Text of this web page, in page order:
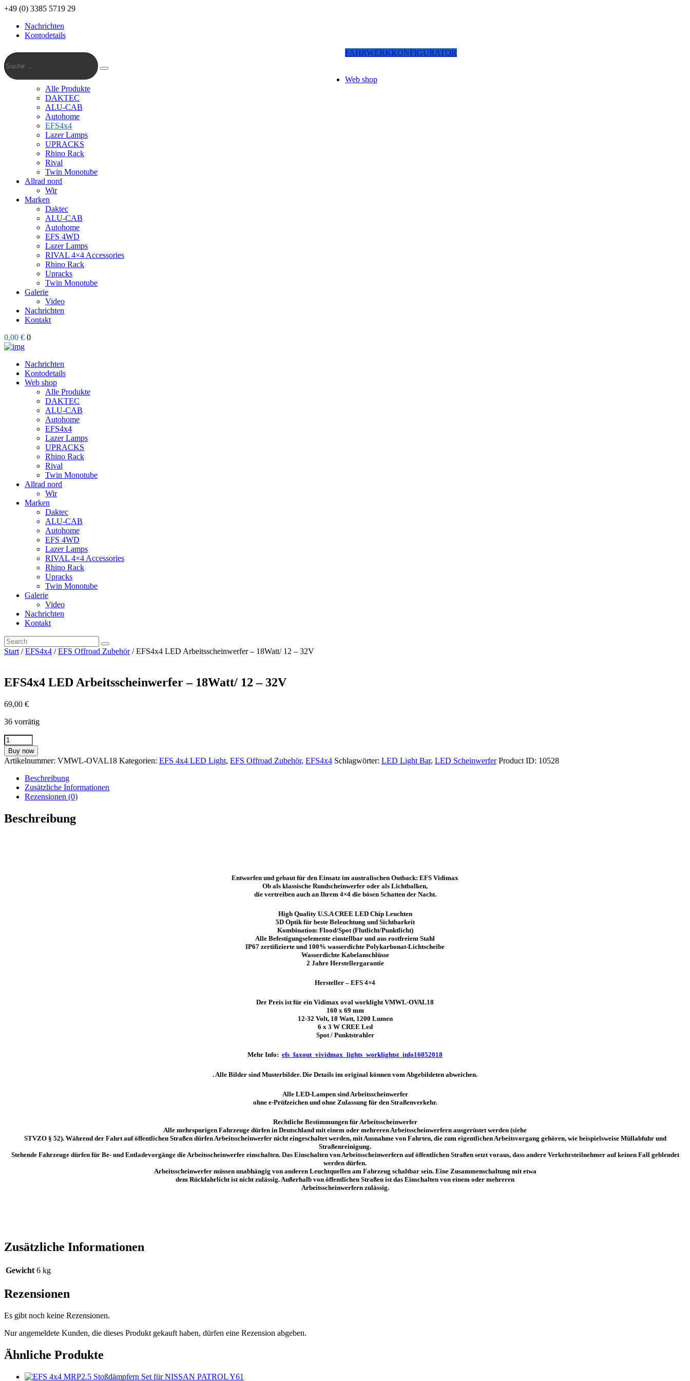
+49 (0) 3385 5719 29
Nachrichten
Kontodetails
Suche
…
Suche
FAHRWERKKONFIGURATOR
Web shop
Alle Produkte
DAKTEC
ALU-CAB
Autohome
EFS4x4
Lazer Lamps
UPRACKS
Rhino Rack
Rival
Twin Monotube
Allrad nord
Wir
Marken
Daktec
ALU-CAB
Autohome
EFS 4WD
Lazer Lamps
RIVAL 4×4 Accessories
Rhino Rack
Upracks
Twin Monotube
Galerie
Video
Nachrichten
Kontakt
0,00 € 0
Nachrichten
Kontodetails
Web shop
Alle Produkte
DAKTEC
ALU-CAB
Autohome
EFS4x4
Lazer Lamps
UPRACKS
Rhino Rack
Rival
Twin Monotube
Allrad nord
Wir
Marken
Daktec
ALU-CAB
Autohome
EFS 4WD
Lazer Lamps
RIVAL 4×4 Accessories
Rhino Rack
Upracks
Twin Monotube
Galerie
Video
Nachrichten
Kontakt
Start /EFS4x4 /EFS Offroad Zubehör/ EFS4x4 LED Arbeitsscheinwerfer – 18Watt/ 12 – 32V
EFS4x4 LED Arbeitsscheinwerfer – 18Watt/ 12 – 32V
69,00 €
36 vorrätig
EFS4x4
LED
Arbeitsscheinwerfer
-
18Watt/
Menge
Buy now
Artikelnummer: VMWL-OVAL18 Kategorien: EFS 4x4 LED Light, EFS Offroad Zubehör, EFS4x4 Schlagwörter: LED Light Bar, LED Scheinwerfer Product ID: 10528
Beschreibung
Zusätzliche Informationen
Rezensionen (0)
Beschreibung
Entworfen und gebaut für den Einsatz im australischen Outback: EFS Vidimax
Ob als klassische Rundscheinwerfer oder als Lichtbalken,
die vertreiben auch an Ihrem 4×4 die bösen Schatten der Nacht.
High Quality U.S.A CREE LED Chip Leuchten
5D Optik für beste Beleuchtung und Sichtbarkeit
Kombination: Flood/Spot (Flutlicht/Punktlicht)
Alle Befestigungselemente einstellbar und aus rostfreiem Stahl
IP67 zertifizierte und 100% wasserdichte Polykarbonat-Lichtscheibe
Wasserdichte Kabelanschlüsse
2 Jahre Herstellergarantie
Hersteller – EFS 4×4
Der Preis ist für ein Vidimax oval worklight VMWL-OVAL18
160 x 69 mm
12-32 Volt, 18 Watt, 1200 Lumen
6 x 3 W CREE Led
Spot / Punktstrahler
Mehr Info: efs_faxout_vividmax_lights_worklightst_info16052018
. Alle Bilder sind Musterbilder. Die Details im original können vom Abgebildeten abweichen.
Alle LED-Lampen sind Arbeitsscheinwerfer
ohne e-Prüfzeichen und ohne Zulassung für den Straßenverkehr.
Rechtliche Bestimmungen für Arbeitsscheinwerfer
Alle mehrspurigen Fahrzeuge dürfen in Deutschland mit einem oder mehreren Arbeitsscheinwerfern ausgerüstet werden (siehe
STVZO § 52). Während der Fahrt auf öffentlichen Straßen dürfen Arbeitsscheinwerfer nicht eingeschaltet werden, mit Ausnahme von Fahrten, die zum eigentlichen Arbeitsvorgang gehören, wie beispielsweise Müllabfuhr und
Straßenreinigung.
Stehende Fahrzeuge dürfen für Be- und Entladevorgänge die Arbeitsscheinwerfer einschalten. Das Einschalten von Arbeitsscheinwerfern auf öffentlichen Straßen setzt voraus, dass andere Verkehrsteilnehmer auf keinen Fall geblendet
werden dürfen.
Arbeitsscheinwerfer müssen unabhängig von anderen Leuchtquellen am Fahrzeug schaltbar sein. Eine Zusammenschaltung mit etwa
dem Rückfahrlicht ist nicht zulässig. Außerhalb von öffentlichen Straßen ist das Einschalten von einem oder mehreren
Arbeitsscheinwerfern zulässig.
Zusätzliche Informationen
Gewicht 6 kg
Rezensionen
Es gibt noch keine Rezensionen.
Nur angemeldete Kunden, die dieses Produkt gekauft haben, dürfen eine Rezension abgeben.
Ähnliche Produkte